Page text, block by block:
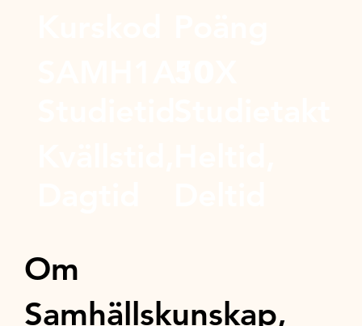
Om
Samhällskunskap,